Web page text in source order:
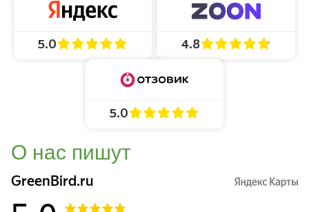
5.0 4.8
5.0
О нас пишут